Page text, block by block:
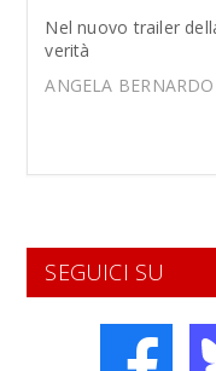
Nel nuovo trailer
verità
ANGELA
SEGUICI SU